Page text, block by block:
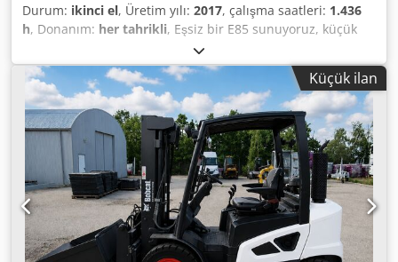
Durum: ikinci el, Üretim yılı: 2017, çalışma saatleri: 1.436
h, Donanım: her tahrikli, Eşsiz bir E85 sunuyoruz, küçük
bir inşaat şirketinden kiralık değil, klima mevcut. *
AYARLANABİLİR DÖNER BOOM (ZAPATALI/PARMAKLIKLI) *
Hidrolik kazı kepçesi, isteğe bağlı olarak temin edilebilir,
makul bir ek ücret karşılığında stokta mevcuttur. * Küçük
bir inşaat şirketinden. * Alman yapımı. * Sadece 1350
çalışma saati. * Kauçuk paletler. Dwsdszr Avvspfx Anzja *
2025'te BOBCAT'ta büyük bakım yapılmıştır. * 44 kW Dizel
motor, üretici: Yanmar. * Ek ataşmanlar için boru hattı. *
Hızlı bağlantı sistemi. * Ek farlar. * Çok iyi durumda. ----Biz
bir otomotiv ve inşaat makineleri yetkili servisiyiz, bağlayıcı
olmayan makine teklifi, finansman, takas, her türlü araç
için kiralama ve satın alma seçenekleri mevcuttur.----
Küçük ilan